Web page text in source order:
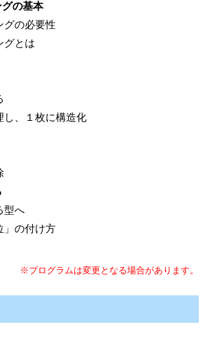
の基本
グの必要性
グとは
し、１枚に構造化
型へ
」の付け方
※プログラムは変更となる場合があります。